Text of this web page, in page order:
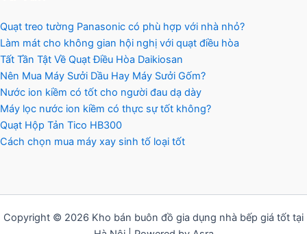
Quạt treo tường Panasonic có phù hợp với nhà nhỏ?
Làm mát cho không gian hội nghị với quạt điều hòa
Tất Tần Tật Về Quạt Điều Hòa Daikiosan
Nên Mua Máy Sưởi Dầu Hay Máy Sưởi Gốm?
Nước ion kiềm có tốt cho người đau dạ dày
Máy lọc nước ion kiềm có thực sự tốt không?
Quạt Hộp Tản Tico HB300
Cách chọn mua máy xay sinh tố loại tốt
Copyright © 2026 Kho bán buôn đồ gia dụng nhà bếp giá tốt tại